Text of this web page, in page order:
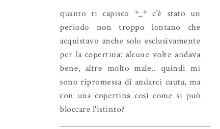
quanto ti capisco *_* c'è stato un
periodo non troppo lontano che
acquistavo anche solo esclusivamente
per la copertina: alcune volte andava
bene, altre molto male.. quindi mi
sono ripromessa di andarci cauta, ma
con una copertina così come si può
bloccare l'istinto?